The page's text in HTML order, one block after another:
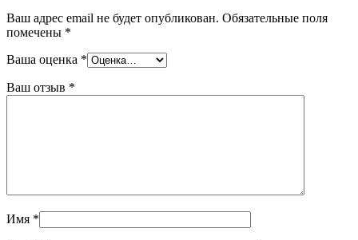
Ваш адрес email не будет опубликован. Обязательные поля
помечены *
Ваша оценка *
Ваш отзыв *
Имя *